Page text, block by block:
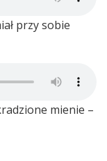
przy sobie
mienie –